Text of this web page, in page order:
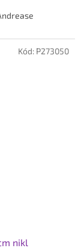
nikl
Kód: P273050